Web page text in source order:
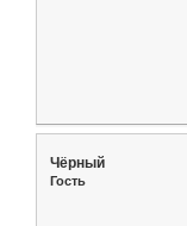
Чёрный
Гость